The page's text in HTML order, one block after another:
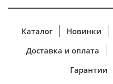
Каталог Новинки
Доставка и оплата
Гарантии